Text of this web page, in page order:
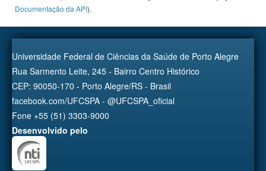
Documentação da API).
Universidade Federal de Ciências da Saúde de Porto Alegre
Rua Sarmento Leite, 245 - Bairro Centro Histórico
CEP: 90050-170 - Porto Alegre/RS - Brasil
facebook.com/UFCSPA - @UFCSPA_oficial
Fone +55 (51) 3303-9000
Desenvolvido pelo